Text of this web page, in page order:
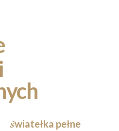
światełka pełne